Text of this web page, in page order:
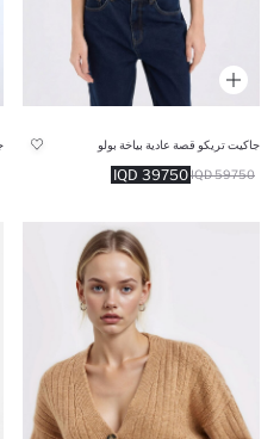
جاكيت تريكو قصة عادية بياخة بولو
39750 IQD 59750 IQD